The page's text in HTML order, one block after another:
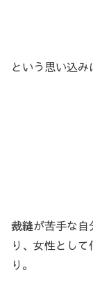
という思い込み
裁縫が苦手な自
り、女性とし
り。